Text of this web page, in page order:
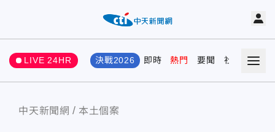
LIVE 24HR 決戰2026 即時 熱門 要聞 社會 娛樂
中天新聞網 本土個案